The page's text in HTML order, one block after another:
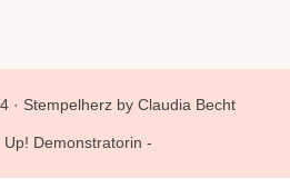
· Stempelherz by Claudia Becht
Up! Demonstratorin -